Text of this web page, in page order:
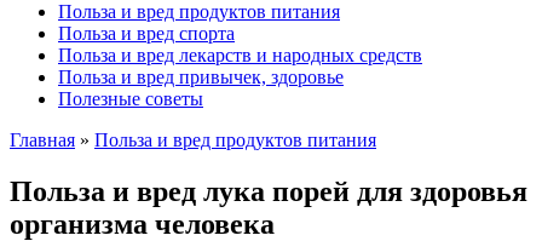
Польза и вред продуктов питания
Польза и вред спорта
Польза и вред лекарств и народных средств
Польза и вред привычек, здоровье
Полезные советы
Главная » Польза и вред продуктов питания
Польза и вред лука порей для здоровья
организма человека